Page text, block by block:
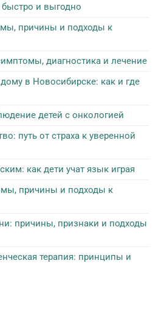
и выгодно
причины и подходы к
диагностика и лечение
в Новосибирске: как и где
детей с онкологией
путь от страха к уверенной
как дети учат язык играя
причины и подходы к
причины, признаки и подходы
терапия: принципы и